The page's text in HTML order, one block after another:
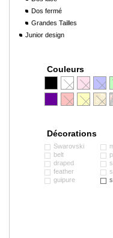
Dos fermé
Grandes Tailles
Junior design
Couleurs
Décorations
Swarovski
belt
draped
feather
guipure